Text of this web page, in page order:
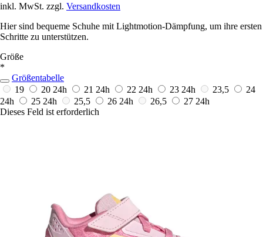
inkl. MwSt. zzgl. Versandkosten
Hier sind bequeme Schuhe mit Lightmotion-Dämpfung, um ihre ersten
Schritte zu unterstützen.
Größe
*
Größentabelle
19
20 24h 21 24h 22 24h 23 24h 23,5
24
24h
25 24h 25,5 26 24h 26,5 27 24h
Dieses Feld ist erforderlich